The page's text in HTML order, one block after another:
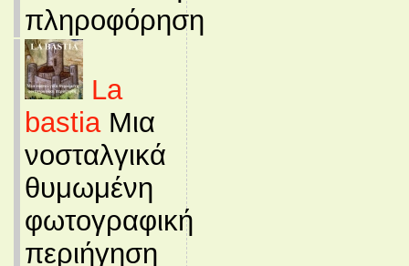
πληροφόρηση
La
bastiaΜια
νοσταλγικά
θυμωμένη
φωτογραφική
περιήγηση